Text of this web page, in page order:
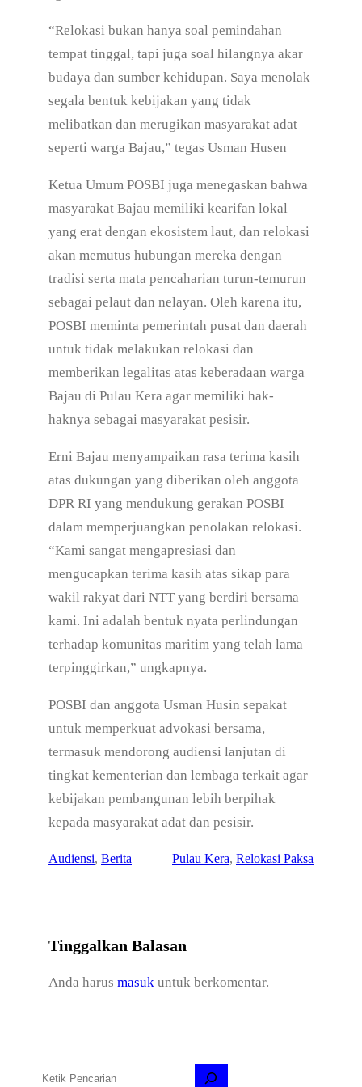
“Relokasi bukan hanya soal pemindahan
tempat tinggal, tapi juga soal hilangnya akar
budaya dan sumber kehidupan. Saya menolak
segala bentuk kebijakan yang tidak
melibatkan dan merugikan masyarakat adat
seperti warga Bajau,” tegas Usman Husen
Ketua Umum POSBI juga menegaskan bahwa
masyarakat Bajau memiliki kearifan lokal
yang erat dengan ekosistem laut, dan relokasi
akan memutus hubungan mereka dengan
tradisi serta mata pencaharian turun-temurun
sebagai pelaut dan nelayan. Oleh karena itu,
POSBI meminta pemerintah pusat dan daerah
untuk tidak melakukan relokasi dan
memberikan legalitas atas keberadaan warga
Bajau di Pulau Kera agar memiliki hak-
haknya sebagai masyarakat pesisir.
Erni Bajau menyampaikan rasa terima kasih
atas dukungan yang diberikan oleh anggota
DPR RI yang mendukung gerakan POSBI
dalam memperjuangkan penolakan relokasi.
“Kami sangat mengapresiasi dan
mengucapkan terima kasih atas sikap para
wakil rakyat dari NTT yang berdiri bersama
kami. Ini adalah bentuk nyata perlindungan
terhadap komunitas maritim yang telah lama
terpinggirkan,” ungkapnya.
POSBI dan anggota Usman Husin sepakat
untuk memperkuat advokasi bersama,
termasuk mendorong audiensi lanjutan di
tingkat kementerian dan lembaga terkait agar
kebijakan pembangunan lebih berpihak
kepada masyarakat adat dan pesisir.
Audiensi, Berita Pulau Kera, Relokasi Paksa
Tinggalkan Balasan
Anda harus masuk untuk berkomentar.
C